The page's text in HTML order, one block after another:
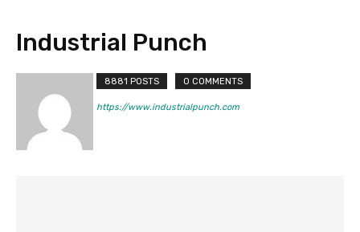
Industrial Punch
8881 POSTS 0 COMMENTS
https://www.industrialpunch.com